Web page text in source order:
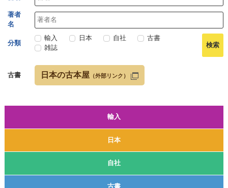
輸入
日本
自社
古書
著者
名
分類
輸入 日本 自社
古書
雑誌
古書 日本の古本屋 （外部リンク）